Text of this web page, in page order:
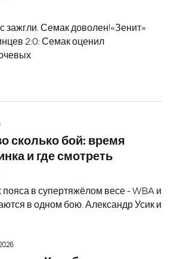
зажгли. Семак доволен!«Зенит»
2:0: Семак оценил
сколько бой: время
и где смотреть
в супертяжёлом весе - WBA и
в одном бою. Александр Усик и